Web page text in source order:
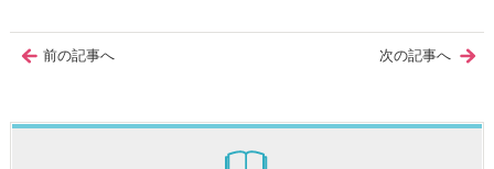
前の記事へ 次の記事へ